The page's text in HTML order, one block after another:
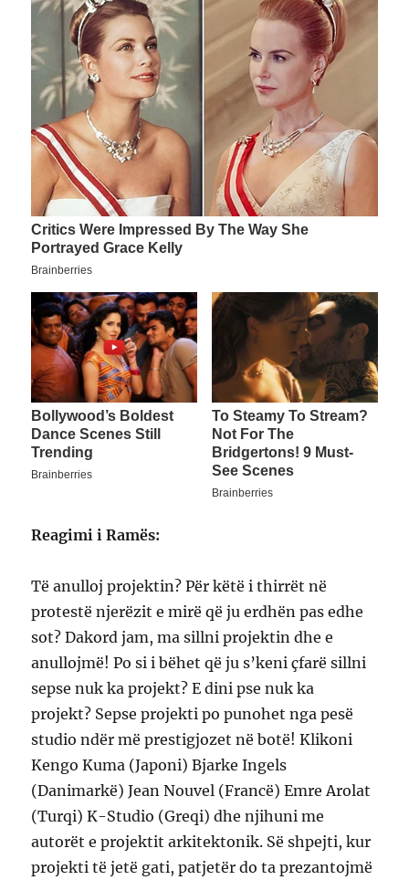
Reagimi i Ramës:
Të anulloj projektin? Për këtë i thirrët në
protestë njerëzit e mirë që ju erdhën pas edhe
sot? Dakord jam, ma sillni projektin dhe e
anullojmë! Po si i bëhet që ju s’keni çfarë sillni
sepse nuk ka projekt? E dini pse nuk ka
projekt? Sepse projekti po punohet nga pesë
studio ndër më prestigjozet në botë! Klikoni
Kengo Kuma (Japoni) Bjarke Ingels
(Danimarkë) Jean Nouvel (Francë) Emre Arolat
(Turqi) K-Studio (Greqi) dhe njihuni me
autorët e projektit arkitektonik. Së shpejti, kur
projekti të jetë gati, patjetër do ta prezantojmë